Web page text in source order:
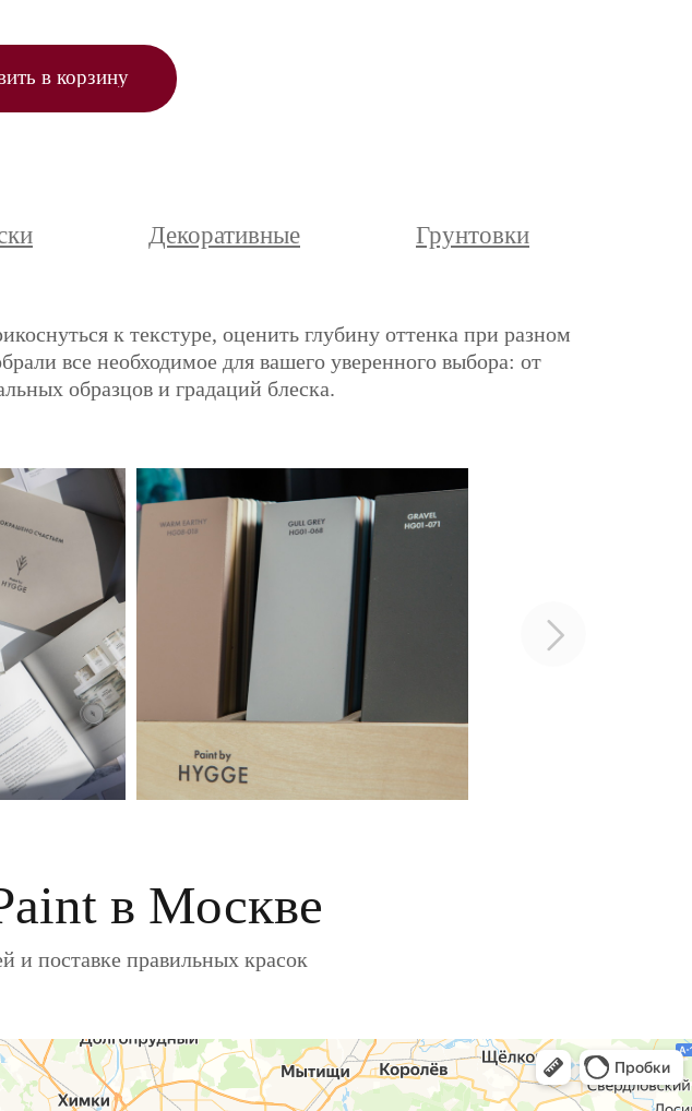
в корзину
Декоративные Грунтовки
к текстуре, оценить глубину оттенка при разном
все необходимое для вашего уверенного выбора: от
образцов и градаций блеска.
в Москве
и поставке правильных красок